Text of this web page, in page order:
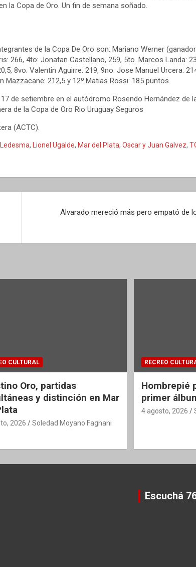
la Copa de Oro. Un fin de semana soñado.
de la Copa De Oro son: Mariano Werner
266, 4to: Jonatan Castellano, 259, 5to. Marcos Landa:
8vo. Valentin Aguirre: 219, 9no. Jose Manuel Urcera:
212,5 y 12º.Matias Rossi: 185 puntos.
de setiembre en el autódromo Rosendo Hernández de
de la Copa de Oro Rio Uruguay Seguros
(ACTC).
, Lionel Ugalde, Mar del Plata, Oscar y Juan Galvez,
Alvarado mereció más pero empató de
CULTURAL
Oro, partidas
y distinción en Mar
2026 Soledad Moyano Fagnani
RECREO
Hombrepié
primer
4 agosto, 2026
Escuchá